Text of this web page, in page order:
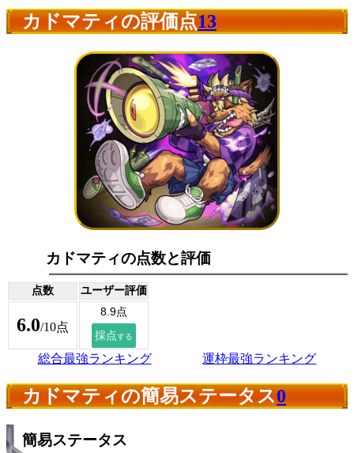
カドマティの評価点13
カドマティの点数と評価
点数 ユーザー評価
6.0/10点
総合最強ランキング 運枠最強ランキング
カドマティの簡易ステータス0
簡易ステータス